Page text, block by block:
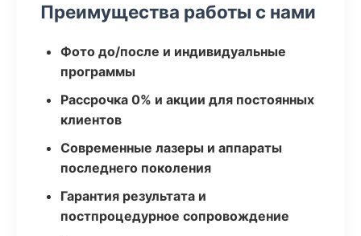
Преимущества работы с нами
Фото до/после и индивидуальные
программы
Рассрочка 0% и акции для постоянных
клиентов
Современные лазеры и аппараты
последнего поколения
Гарантия результата и
постпроцедурное сопровождение